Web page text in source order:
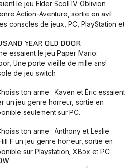
le jeu Elder Scoll IV Oblivion
Action-Aventure, sortie en avil
consoles de jeux, PC, PlayStation et
YEAR OLD DOOR
essaient le jeu Paper Mario:
Une porte vieille de mille ans!
de jeu switch.
ton arme : Kaven et Éric essaient
un jeu genre horreur, sortie en
seulement sur PC.
ton arme : Anthony et Leslie
F un jeu genre horreur, sortie en
sur Playstation, XBox et PC.